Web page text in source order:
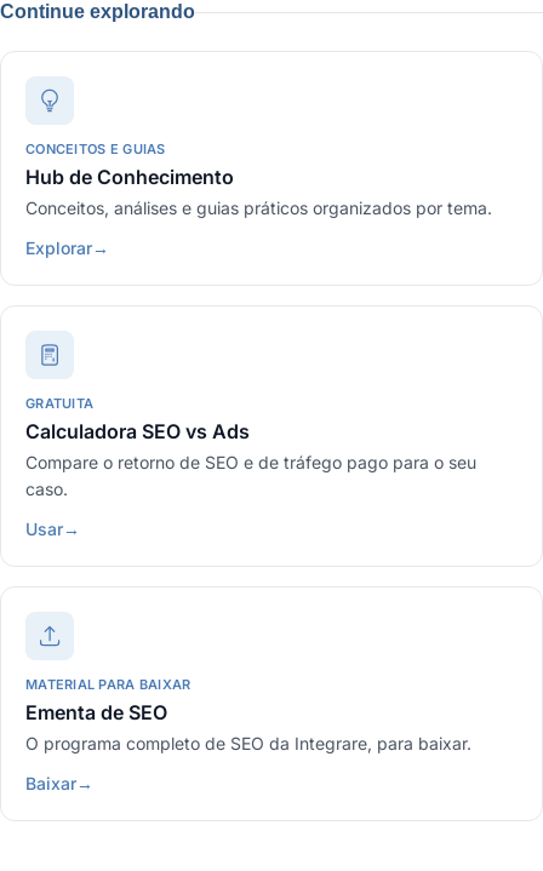
Continue explorando
CONCEITOS E GUIAS
Hub de Conhecimento
Conceitos, análises e guias práticos organizados por tema.
Explorar→
GRATUITA
Calculadora SEO vs Ads
Compare o retorno de SEO e de tráfego pago para o seu
caso.
Usar→
MATERIAL PARA BAIXAR
Ementa de SEO
O programa completo de SEO da Integrare, para baixar.
Baixar→